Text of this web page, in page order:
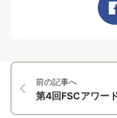
前の記事へ
第4回FSCアワー